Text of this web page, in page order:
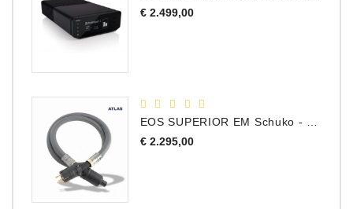
€ 2.499,00Prijs
EOS SUPERIOR EM Schuko - C15 - Netstroom Kabel, 1.0 Meter
€ 2.295,00Prijs